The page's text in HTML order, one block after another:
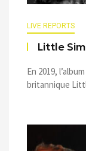
LIVE REPORTS
Little
En 2019,
britannique